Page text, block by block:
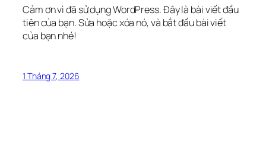
Cảm ơn vì đã sử dụng WordPress. Đây là bài viết đầu
tiên của bạn. Sửa hoặc xóa nó, và bắt đầu bài viết
của bạn nhé!
1 Tháng 7, 2026